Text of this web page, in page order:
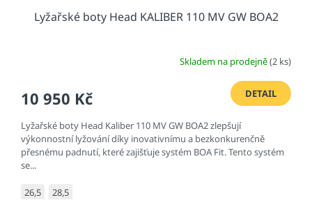
Lyžařské boty Head KALIBER 110 MV GW BOA2
Skladem na prodejně(2 ks)
10 950 Kč DETAIL
Lyžařské boty Head Kaliber 110 MV GW BOA2 zlepšují
výkonnostní lyžování díky inovativnímu a bezkonkurenčně
přesnému padnutí, které zajišťuje systém BOA Fit. Tento systém
se...
26,5 28,5